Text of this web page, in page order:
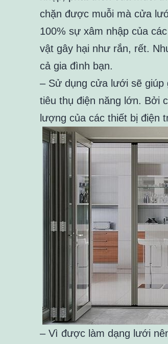
chặn được muỗi mà cửa
100% sự xâm nhập của
vật gây hại như rắn, rết.
cả gia đình bạn.
– Sử dụng cửa lưới sẽ
tiêu thụ điện năng lớn. Bởi
lượng của các thiết bị điện
– Vì được làm dạng lưới